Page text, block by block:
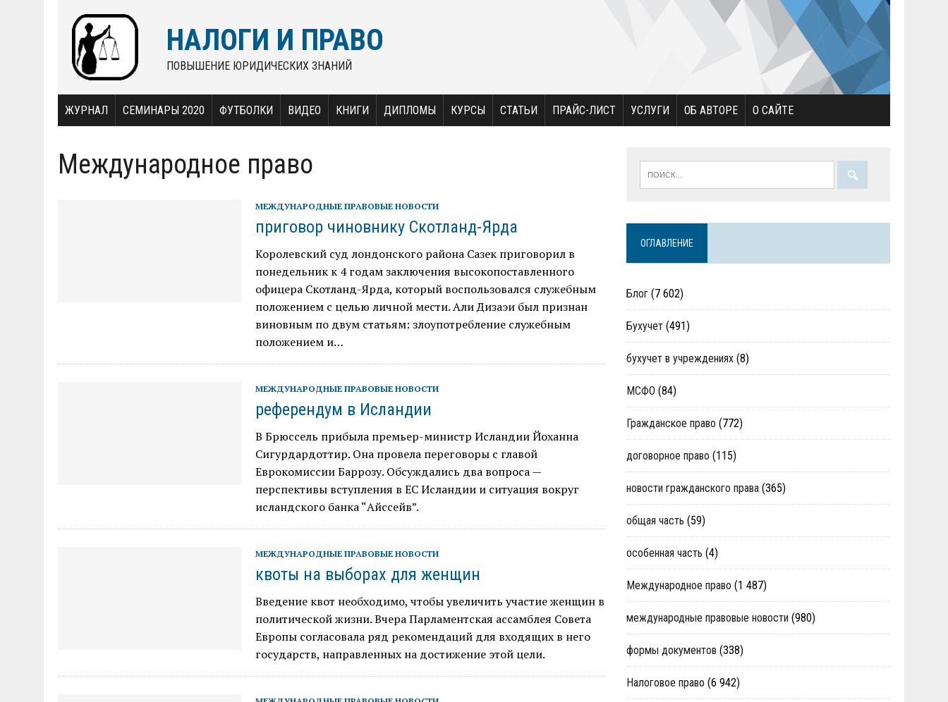
НАЛОГИ И ПРАВО
ПОВЫШЕНИЕ ЮРИДИЧЕСКИХ ЗНАНИЙ
ЖУРНАЛ СЕМИНАРЫ 2020 ФУТБОЛКИ ВИДЕО КНИГИ ДИПЛОМЫ КУРСЫ СТАТЬИ ПРАЙС-ЛИСТ УСЛУГИ ОБ АВТОРЕ О САЙТЕ
Международное право
МЕЖДУНАРОДНЫЕ ПРАВОВЫЕ НОВОСТИ
приговор чиновнику Скотланд-Ярда
Королевский суд лондонского района Сазек приговорил в
понедельник к 4 годам заключения высокопоставленного
офицера Скотланд-Ярда, который воспользовался служебным
положением с целью личной мести. Али Дизаэи был признан
виновным по двум статьям: злоупотребление служебным
положением и…
МЕЖДУНАРОДНЫЕ ПРАВОВЫЕ НОВОСТИ
референдум в Исландии
В Брюссель прибыла премьер-министр Исландии Йоханна
Сигурдардоттир. Она провела переговоры с главой
Еврокомиссии Баррозу. Обсуждались два вопроса —
перспективы вступления в ЕС Исландии и ситуация вокруг
исландского банка “Айссейв”.
МЕЖДУНАРОДНЫЕ ПРАВОВЫЕ НОВОСТИ
квоты на выборах для женщин
Введение квот необходимо, чтобы увеличить участие женщин в
политической жизни. Вчера Парламентская ассамблея Совета
Европы согласовала ряд рекомендаций для входящих в него
государств, направленных на достижение этой цели.
ОГЛАВЛЕНИЕ
Блог (7 602)
Бухучет (491)
бухучет в учреждениях (8)
МСФО (84)
Гражданское право (772)
договорное право (115)
новости гражданского права (365)
общая часть (59)
особенная часть (4)
Международное право (1 487)
международные правовые новости (980)
формы документов (338)
Налоговое право (6 942)